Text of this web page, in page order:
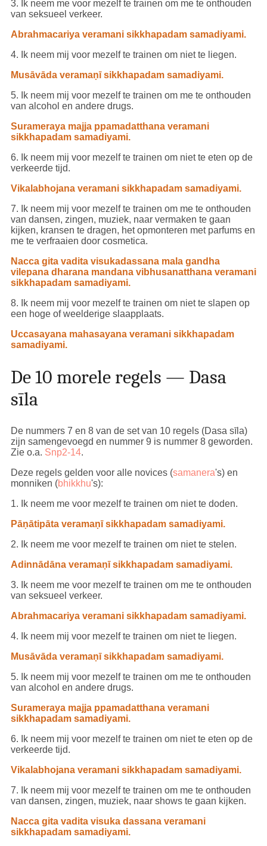
3. Ik neem me voor mezelf te trainen om me te onthouden
van seksueel verkeer.
Abrahmacariya veramani sikkhapadam samadiyami.
4. Ik neem mij voor mezelf te trainen om niet te liegen.
Musāvāda veramaṇī sikkhapadam samadiyami.
5. Ik neem mij voor mezelf te trainen om me te onthouden
van alcohol en andere drugs.
Surameraya majja ppamadatthana veramani
sikkhapadam samadiyami.
6. Ik neem mij voor mezelf te trainen om niet te eten op de
verkeerde tijd.
Vikalabhojana veramani sikkhapadam samadiyami.
7. Ik neem mij voor mezelf te trainen om me te onthouden
van dansen, zingen, muziek, naar vermaken te gaan
kijken, kransen te dragen, het opmonteren met parfums en
me te verfraaien door cosmetica.
Nacca gita vadita visukadassana mala gandha
vilepana dharana mandana vibhusanatthana veramani
sikkhapadam samadiyami.
8. Ik neem mij voor mezelf te trainen om niet te slapen op
een hoge of weelderige slaapplaats.
Uccasayana mahasayana veramani sikkhapadam
samadiyami.
De 10 morele regels — Dasa
sīla
De nummers 7 en 8 van de set van 10 regels (Dasa sīla)
zijn samengevoegd en nummer 9 is nummer 8 geworden.
Zie o.a. Snp2-14.
Deze regels gelden voor alle novices (samanera's) en
monniken (bhikkhu's):
1. Ik neem me voor mezelf te trainen om niet te doden.
Pāṇātipāta veramaṇī sikkhapadam samadiyami.
2. Ik neem me voor mezelf te trainen om niet te stelen.
Adinnādāna veramaṇī sikkhapadam samadiyami.
3. Ik neem me voor mezelf te trainen om me te onthouden
van seksueel verkeer.
Abrahmacariya veramani sikkhapadam samadiyami.
4. Ik neem mij voor mezelf te trainen om niet te liegen.
Musāvāda veramaṇī sikkhapadam samadiyami.
5. Ik neem mij voor mezelf te trainen om me te onthouden
van alcohol en andere drugs.
Surameraya majja ppamadatthana veramani
sikkhapadam samadiyami.
6. Ik neem mij voor mezelf te trainen om niet te eten op de
verkeerde tijd.
Vikalabhojana veramani sikkhapadam samadiyami.
7. Ik neem mij voor mezelf te trainen om me te onthouden
van dansen, zingen, muziek, naar shows te gaan kijken.
Nacca gita vadita visuka dassana veramani
sikkhapadam samadiyami.